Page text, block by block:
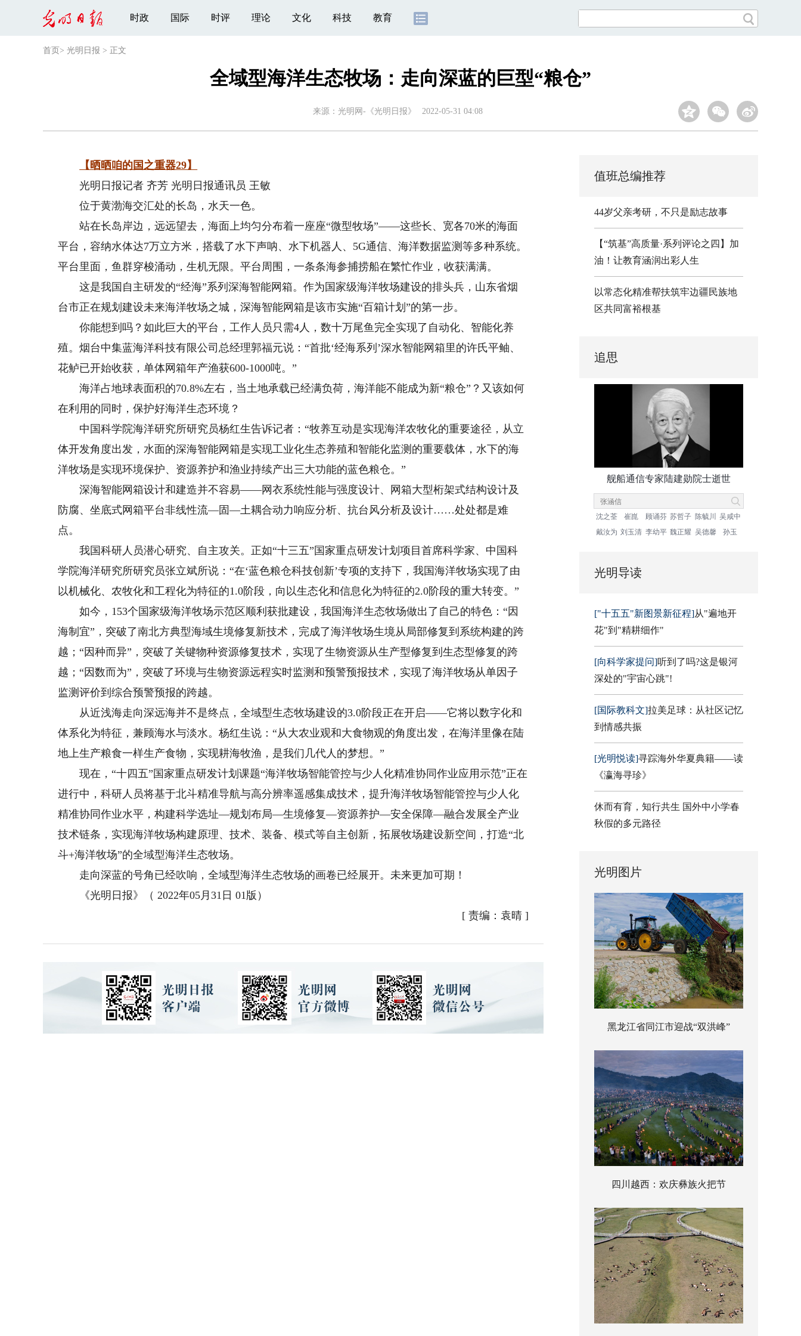
时政 国际 时评 理论 文化 科技 教育
首页 > 光明日报 > 正文
全域型海洋生态牧场：走向深蓝的巨型“粮仓”
来源： 光明网-《光明日报》 2022-05-31 04:08
【晒晒咱的国之重器29】
光明日报记者 齐芳 光明日报通讯员 王敏
位于黄渤海交汇处的长岛，水天一色。
站在长岛岸边，远远望去，海面上均匀分布着一座座“微型牧场”——这些长、宽各70米的海面
平台，容纳水体达7万立方米，搭载了水下声呐、水下机器人、5G通信、海洋数据监测等多种系统。
平台里面，鱼群穿梭涌动，生机无限。平台周围，一条条海参捕捞船在繁忙作业，收获满满。
这是我国自主研发的“经海”系列深海智能网箱。作为国家级海洋牧场建设的排头兵，山东省烟
台市正在规划建设未来海洋牧场之城，深海智能网箱是该市实施“百箱计划”的第一步。
你能想到吗？如此巨大的平台，工作人员只需4人，数十万尾鱼完全实现了自动化、智能化养
殖。烟台中集蓝海洋科技有限公司总经理郭福元说：“首批‘经海系列’深水智能网箱里的许氏平鲉、
花鲈已开始收获，单体网箱年产渔获600-1000吨。”
海洋占地球表面积的70.8%左右，当土地承载已经满负荷，海洋能不能成为新“粮仓”？又该如何
在利用的同时，保护好海洋生态环境？
中国科学院海洋研究所研究员杨红生告诉记者：“牧养互动是实现海洋农牧化的重要途径，从立
体开发角度出发，水面的深海智能网箱是实现工业化生态养殖和智能化监测的重要载体，水下的海
洋牧场是实现环境保护、资源养护和渔业持续产出三大功能的蓝色粮仓。”
深海智能网箱设计和建造并不容易——网衣系统性能与强度设计、网箱大型桁架式结构设计及
防腐、坐底式网箱平台非线性流—固—土耦合动力响应分析、抗台风分析及设计……处处都是难
点。
我国科研人员潜心研究、自主攻关。正如“十三五”国家重点研发计划项目首席科学家、中国科
学院海洋研究所研究员张立斌所说：“在‘蓝色粮仓科技创新’专项的支持下，我国海洋牧场实现了由
以机械化、农牧化和工程化为特征的1.0阶段，向以生态化和信息化为特征的2.0阶段的重大转变。”
如今，153个国家级海洋牧场示范区顺利获批建设，我国海洋生态牧场做出了自己的特色：“因
海制宜”，突破了南北方典型海域生境修复新技术，完成了海洋牧场生境从局部修复到系统构建的跨
越；“因种而异”，突破了关键物种资源修复技术，实现了生物资源从生产型修复到生态型修复的跨
越；“因数而为”，突破了环境与生物资源远程实时监测和预警预报技术，实现了海洋牧场从单因子
监测评价到综合预警预报的跨越。
从近浅海走向深远海并不是终点，全域型生态牧场建设的3.0阶段正在开启——它将以数字化和
体系化为特征，兼顾海水与淡水。杨红生说：“从大农业观和大食物观的角度出发，在海洋里像在陆
地上生产粮食一样生产食物，实现耕海牧渔，是我们几代人的梦想。”
现在，“十四五”国家重点研发计划课题“海洋牧场智能管控与少人化精准协同作业应用示范”正在
进行中，科研人员将基于北斗精准导航与高分辨率遥感集成技术，提升海洋牧场智能管控与少人化
精准协同作业水平，构建科学选址—规划布局—生境修复—资源养护—安全保障—融合发展全产业
技术链条，实现海洋牧场构建原理、技术、装备、模式等自主创新，拓展牧场建设新空间，打造“北
斗+海洋牧场”的全域型海洋生态牧场。
走向深蓝的号角已经吹响，全域型海洋生态牧场的画卷已经展开。未来更加可期！
《光明日报》（ 2022年05月31日 01版）
[ 责编：袁晴]
值班总编推荐
44岁父亲考研，不只是励志故事
【“筑基”高质量·系列评论之四】加
油！让教育涵润出彩人生
以常态化精准帮扶筑牢边疆民族地
区共同富裕根基
追思
舰船通信专家陆建勋院士逝世
沈之荃 崔崑 顾诵芬 苏哲子 陈毓川
吴咸中
戴汝为 刘玉清 李幼平 魏正耀 吴德馨 孙玉
光明导读
["十五五"新图景新征程]从"遍地开
花"到"精耕细作"
[向科学家提问]听到了吗?这是银河
深处的"宇宙心跳"!
[国际教科文]拉美足球：从社区记忆
到情感共振
[光明悦读]寻踪海外华夏典籍——读
《瀛海寻珍》
休而有育，知行共生 国外中小学春
秋假的多元路径
光明图片
黑龙江省同江市迎战“双洪峰”
四川越西：欢庆彝族火把节